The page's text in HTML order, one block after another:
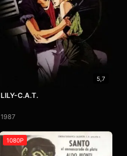
5,7
LILY-C.A.T.
1987
1080P